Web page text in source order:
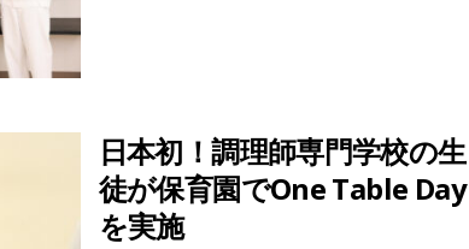
日本初！調理師専門学校の生
徒が保育園でOne Table Day
を実施